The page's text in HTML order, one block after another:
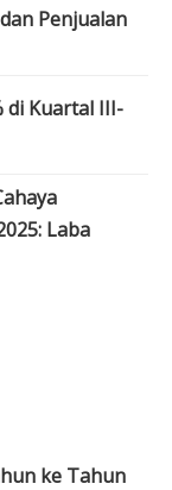
Penjualan
di Kuartal III-
Laba
ke Tahun